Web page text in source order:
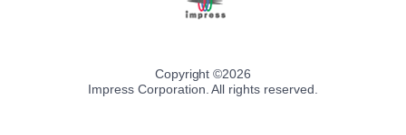
Copyright ©2026
Impress Corporation. All rights reserved.